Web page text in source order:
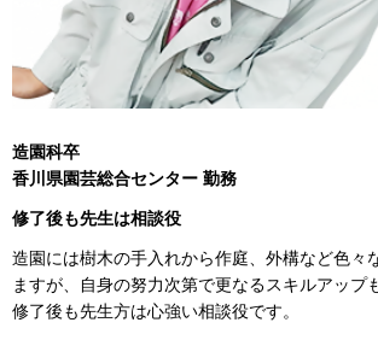
造園科卒
香川県園芸総合センター 勤務
修了後も先生は相談役
造園には樹木の手入れから作庭、外構など色々
ますが、自身の努力次第で更なるスキルアップ
修了後も先生方は心強い相談役です。